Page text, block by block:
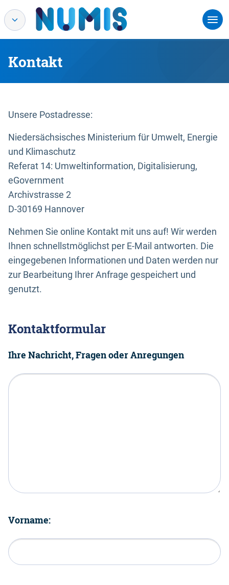
Kontakt
Unsere Postadresse:
Niedersächsisches Ministerium für Umwelt, Energie
und Klimaschutz
Referat 14: Umweltinformation, Digitalisierung,
eGovernment
Archivstrasse 2
D-30169 Hannover
Nehmen Sie online Kontakt mit uns auf! Wir werden
Ihnen schnellstmöglichst per E-Mail antworten. Die
eingegebenen Informationen und Daten werden nur
zur Bearbeitung Ihrer Anfrage gespeichert und
genutzt.
Kontaktformular
Ihre Nachricht, Fragen oder Anregungen
Vorname: